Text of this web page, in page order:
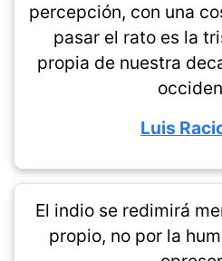
percepción, con una
pasar el rato es la
propia de nuestra
Luis
El indio se redimirá
propio, no por la